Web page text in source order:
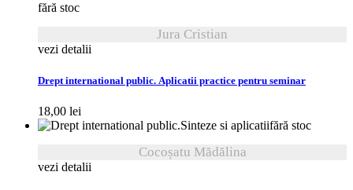
fără stoc
Jura Cristian
vezi detalii
Drept international public. Aplicatii practice pentru seminar
18,00 lei
fără stoc
Cocoșatu Mădălina
vezi detalii